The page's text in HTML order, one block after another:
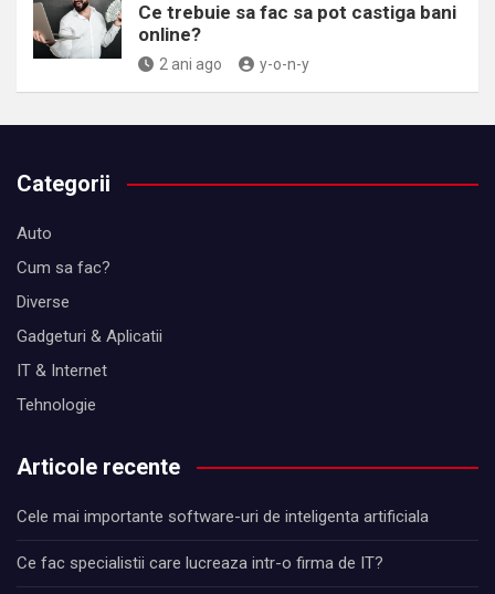
Ce trebuie sa fac sa pot castiga bani
online?
2 ani ago y-o-n-y
Categorii
Auto
Cum sa fac?
Diverse
Gadgeturi & Aplicatii
IT & Internet
Tehnologie
Articole recente
Cele mai importante software-uri de inteligenta artificiala
Ce fac specialistii care lucreaza intr-o firma de IT?